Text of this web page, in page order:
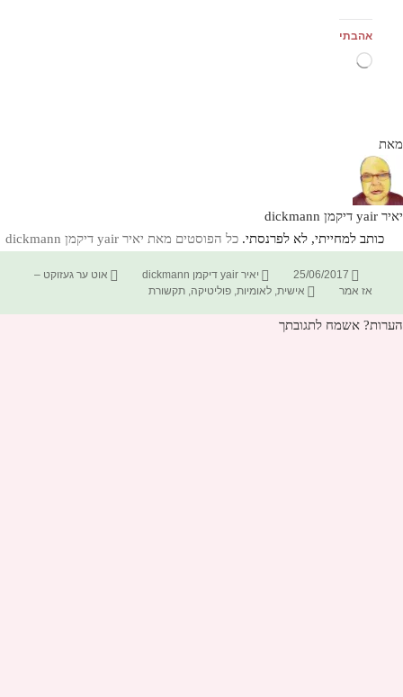
אהבתי
טוען...
מאת
יאיר yair דיקמן dickmann
כותב למחייתי, לא לפרנסתי. כל הפוסטים מאת יאיר yair דיקמן dickmann‏
פורסם
בתאריך
25/06/2017 מחבר
יאיר yair דיקמן dickmann קטגוריות
אוט ער געזוקט –
אז אמר
תגיות
אישית,לאומיות,פוליטיקה,תקשורת
הערות? אשמח לתגובתך